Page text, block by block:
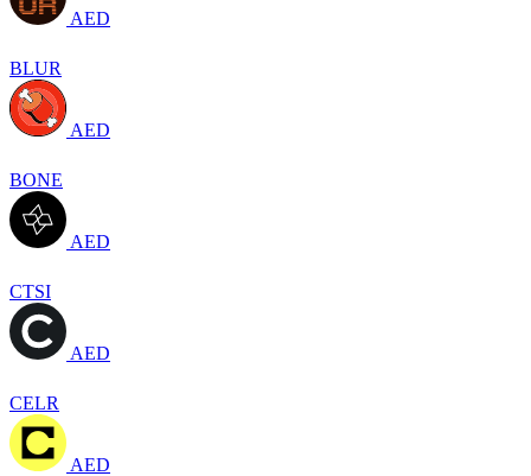
AED
BLUR
AED
BONE
AED
CTSI
AED
CELR
AED